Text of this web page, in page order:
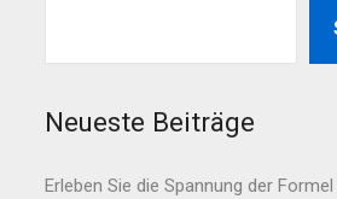
Neueste Beiträge
Erleben Sie die Spannung der